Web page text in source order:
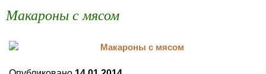
Макароны с мясом